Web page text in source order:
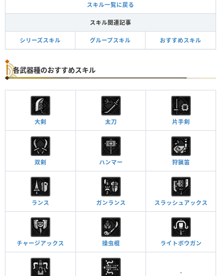
スキル一覧に戻る
スキル関連記事
シリーズスキル グループスキル おすすめスキル
各武器種のおすすめスキル
大剣 太刀 片手剣
双剣 ハンマー 狩猟笛
ランス ガンランス スラッシュアックス
チャージアックス 操虫棍 ライトボウガン
-